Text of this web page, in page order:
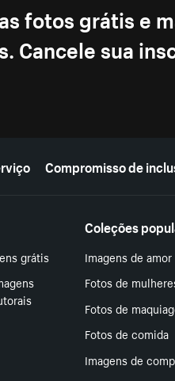
fotos grátis e
Cancele sua
Compromisso de
grátis
Coleções
Imagens de amor
Fotos de
Fotos de
Fotos de comida
Imagens de